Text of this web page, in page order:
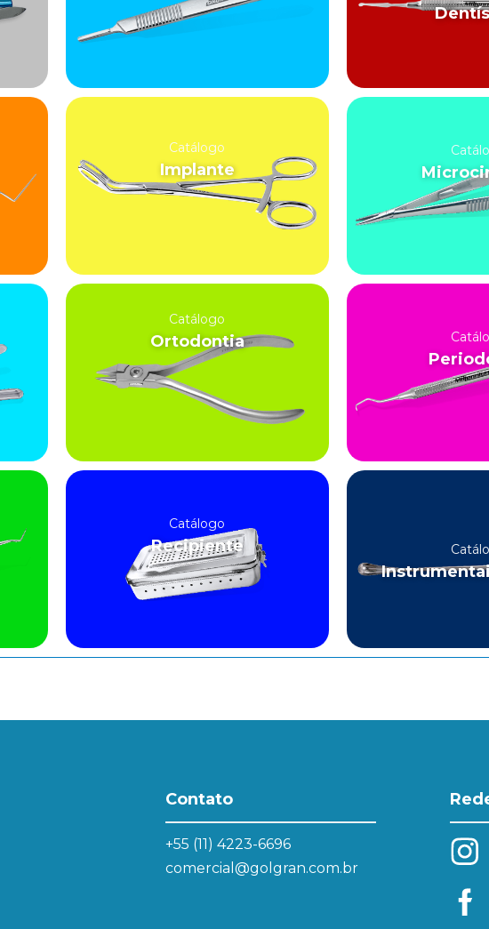
Catálogo
Implante
Catálogo
Ortodontia
Catálogo
Recipiente
Contato
+55 (11) 4223-6696
comercial@golgran.com.br